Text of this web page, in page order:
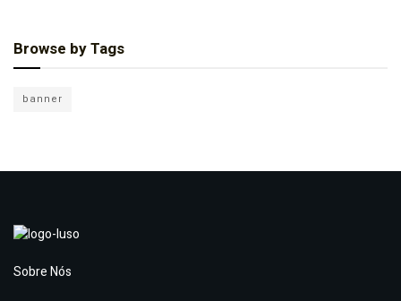
Browse by Tags
banner
Sobre Nós